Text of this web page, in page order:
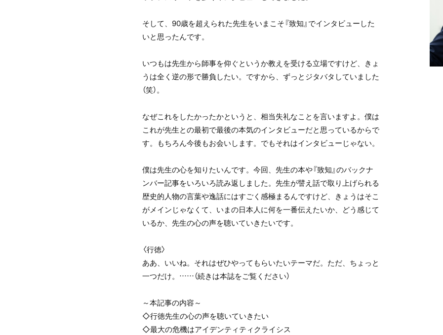
そして、90歳を超えられた先生をいまこそ『致知』でインタビューした
いと思ったんです。
いつもは先生から師事を仰ぐというか教えを受ける立場ですけど、きょ
うは全く逆の形で勝負したい。ですから、ずっとジタバタしていました
（笑）。
なぜこれをしたかったかというと、相当失礼なことを言いますよ。僕は
これが先生との最初で最後の本気のインタビューだと思っているからで
す。もちろん今後もお会いします。でもそれはインタビューじゃない。
僕は先生の心を知りたいんです。今回、先生の本や『致知』のバックナ
ンバー記事をいろいろ読み返しました。先生が譬え話で取り上げられる
歴史的人物の言葉や逸話にはすごく感極まるんですけど、きょうはそこ
がメインじゃなくて、いまの日本人に何を一番伝えたいか、どう感じて
いるか、先生の心の声を聴いていきたいです。
〈行徳〉
ああ、いいね。それはぜひやってもらいたいテーマだ。ただ、ちょっと
一つだけ。……（続きは本誌をご覧ください）
～本記事の内容～
◇行徳先生の心の声を聴いていきたい
◇最大の危機はアイデンティティクライシス